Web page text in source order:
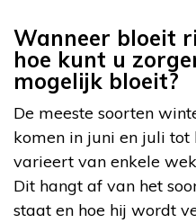
Wanneer bloeit
hoe kunt u
mogelijk bloeit?
De meeste soorten
komen in juni en juli tot
varieert van enkele
Dit hangt af van het
staat en hoe hij wordt